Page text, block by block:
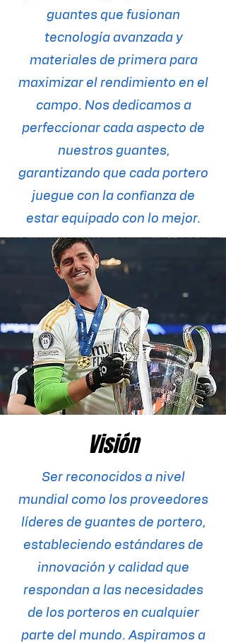
guantes que fusionan
tecnología avanzada y
materiales de primera para
maximizar el rendimiento en el
campo. Nos dedicamos a
perfeccionar cada aspecto de
nuestros guantes,
garantizando que cada portero
juegue con la confianza de
estar equipado con lo mejor.
Visión
Ser reconocidos a nivel
mundial como los proveedores
líderes de guantes de portero,
estableciendo estándares de
innovación y calidad que
respondan a las necesidades
de los porteros en cualquier
parte del mundo. Aspiramos a